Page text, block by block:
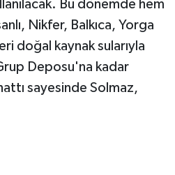
Bu dönemde hem
Nikfer, Balkıca, Yorga
doğal kaynak sularıyla
Deposu'na kadar
sayesinde Solmaz,